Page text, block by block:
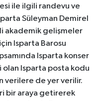
ile ilgili randevu ve
Süleyman Demirel
akademik gelişmeler
Isparta Barosu
Isparta konser
Isparta posta kodu
verilere de yer verilir.
bir araya getirerek